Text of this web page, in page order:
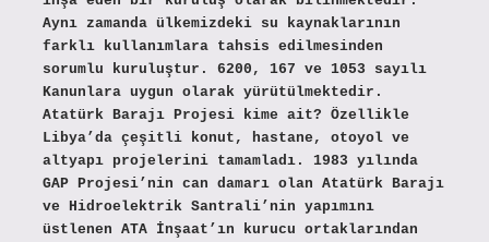
Aynı zamanda ülkemizdeki su kaynaklarının
farklı kullanımlara tahsis edilmesinden
sorumlu kuruluştur. 6200, 167 ve 1053 sayılı
Kanunlara uygun olarak yürütülmektedir.
Atatürk Barajı Projesi kime ait? Özellikle
Libya’da çeşitli konut, hastane, otoyol ve
altyapı projelerini tamamladı. 1983 yılında
GAP Projesi’nin can damarı olan Atatürk Barajı
ve Hidroelektrik Santrali’nin yapımını
üstlenen ATA İnşaat’ın kurucu ortaklarından